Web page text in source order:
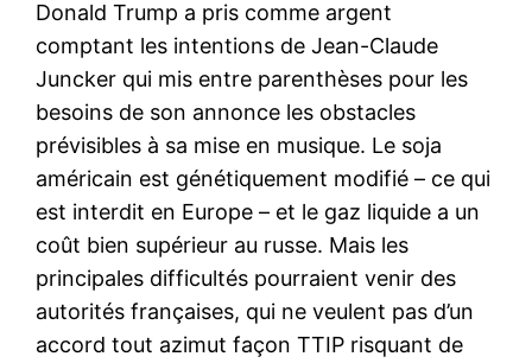
Donald Trump a pris comme argent
comptant les intentions de Jean-Claude
Juncker qui mis entre parenthèses pour les
besoins de son annonce les obstacles
prévisibles à sa mise en musique. Le soja
américain est génétiquement modifié – ce qui
est interdit en Europe – et le gaz liquide a un
coût bien supérieur au russe. Mais les
principales difficultés pourraient venir des
autorités françaises, qui ne veulent pas d’un
accord tout azimut façon TTIP risquant de